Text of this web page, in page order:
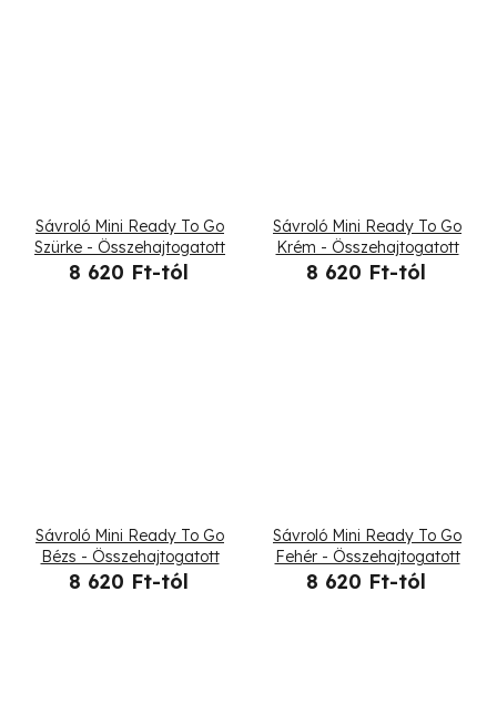
Sávroló Mini Ready To Go
Szürke - Összehajtogatott
8 620 Ft-tól
Sávroló Mini Ready To Go
Krém - Összehajtogatott
8 620 Ft-tól
Sávroló Mini Ready To Go
Bézs - Összehajtogatott
8 620 Ft-tól
Sávroló Mini Ready To Go
Fehér - Összehajtogatott
8 620 Ft-tól